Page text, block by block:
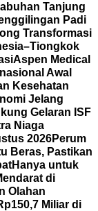
Tanjung
Padi
Transformasi
Aspen Medical
Awal
Kesehatan
Jelang
Gelaran ISF
Niaga
2026Perum
Beras, Pastikan
Hanya untuk
di
Olahan
Miliar di